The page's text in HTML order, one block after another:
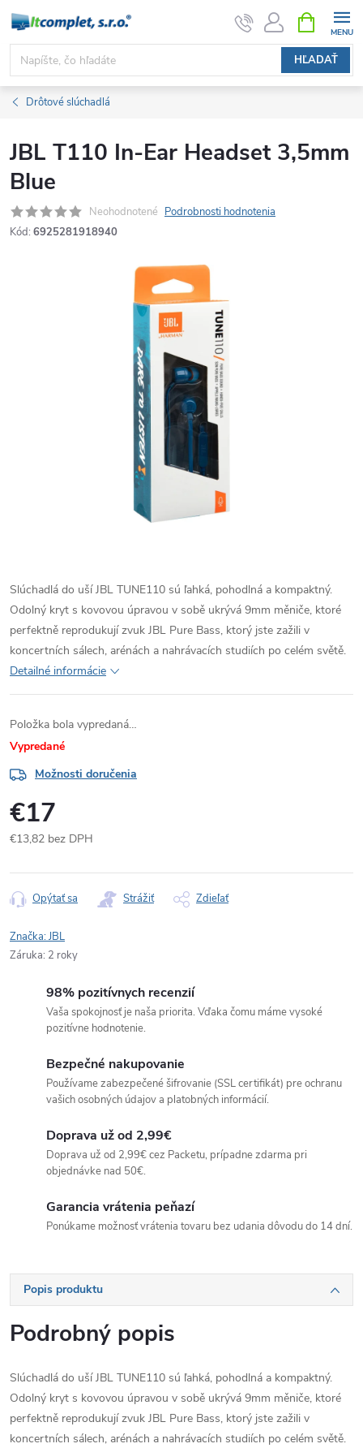
Prejsť
obsah
HĽADAŤ
KOŠÍK
Drôtové slúchadlá
JBL T110 In-Ear Headset 3,5mm
Blue
Neohodnotené Podrobnosti hodnotenia
Kód: 6925281918940
Slúchadlá do uší JBL TUNE110 sú ľahká, pohodlná a kompaktný.
Odolný kryt s kovovou úpravou v sobě ukrývá 9mm měniče, ktoré
perfektně reprodukují zvuk JBL Pure Bass, ktorý jste zažili v
koncertních sálech, arénách a nahrávacích studiích po celém světě.
Detailné informácie
Položka bola vypredaná…
Vypredané
Možnosti doručenia
€17
€13,82 bez DPH
cena:
Opýtať sa Strážiť Zdieľať
Značka:JBL
Záruka: 2 roky
98% pozitívnych recenzií
Vaša spokojnosť je naša priorita. Vďaka čomu máme vysoké
pozitívne hodnotenie.
Bezpečné nakupovanie
Používame zabezpečené šifrovanie (SSL certifikát) pre ochranu
vašich osobných údajov a platobných informácií.
Doprava už od 2,99€
Doprava už od 2,99€ cez Packetu, prípadne zdarma pri
objednávke nad 50€.
Garancia vrátenia peňazí
Ponúkame možnosť vrátenia tovaru bez udania dôvodu do 14 dní.
Popis produktu
Podrobný popis
Slúchadlá do uší JBL TUNE110 sú ľahká, pohodlná a kompaktný.
Odolný kryt s kovovou úpravou v sobě ukrývá 9mm měniče, ktoré
perfektně reprodukují zvuk JBL Pure Bass, ktorý jste zažili v
koncertních sálech, arénách a nahrávacích studiích po celém světě.